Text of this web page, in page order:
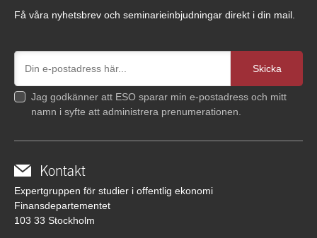
Få våra nyhetsbrev och seminarieinbjudningar direkt i din mail.
Jag godkänner att ESO sparar min e-postadress och mitt
namn i syfte att administrera prenumerationen.
Kontakt
Expertgruppen för studier i offentlig ekonomi
Finansdepartementet
103 33 Stockholm